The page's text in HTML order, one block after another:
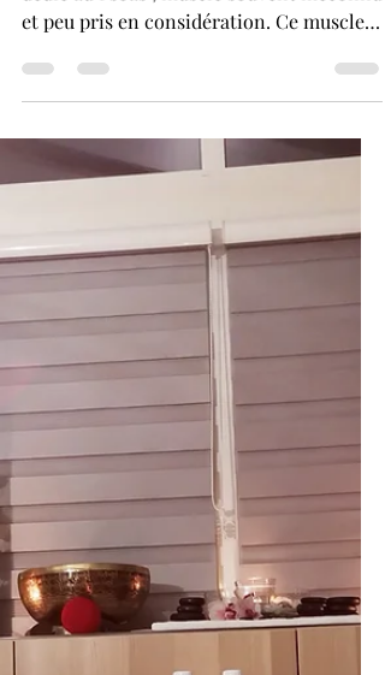
important
Bonjour à tous et toutes, Cet article est
dédié au Psoas , muscle souvent méconnu
profond...